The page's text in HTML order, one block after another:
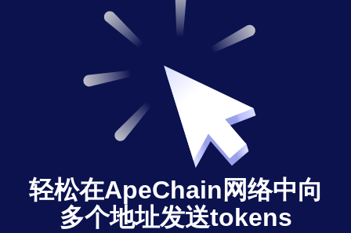
轻松在ApeChain网络中向
多个地址发送tokens